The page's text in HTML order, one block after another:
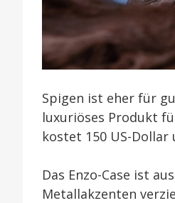
Spigen ist eher für
luxuriöses Produkt
kostet 150 US-
Das Enzo-Case ist
Metallakzenten